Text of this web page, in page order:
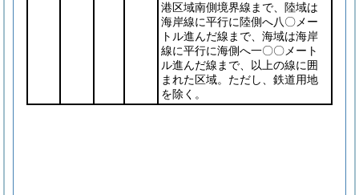
港区域南側境界線まで、陸域は
海岸線に平行に陸側へ八〇メー
トル進んだ線まで、海域は海岸
線に平行に海側へ一〇〇メート
ル進んだ線まで、以上の線に囲
まれた区域。ただし、鉄道用地
を除く。